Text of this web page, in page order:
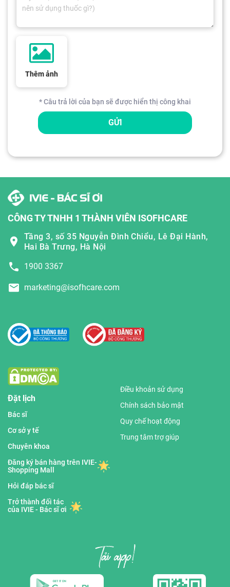
Thêm ảnh
* Câu trả lời của bạn sẽ được hiển thị công khai
GỬI
CÔNG TY TNHH 1 THÀNH VIÊN ISOFHCARE
Tầng 3, số 35 Nguyễn Đình Chiểu, Lê Đại Hành,
Hai Bà Trưng, Hà Nội
1900 3367
marketing@isofhcare.com
Đặt lịch
Bác sĩ
Cơ sở y tế
Chuyên khoa
Đăng ký bán hàng trên IVIE-
Shopping Mall
Hỏi đáp bác sĩ
Trở thành đối tác
của IVIE - Bác sĩ ơi
Điều khoản sử dụng
Chính sách bảo mật
Quy chế hoạt động
Trung tâm trợ giúp